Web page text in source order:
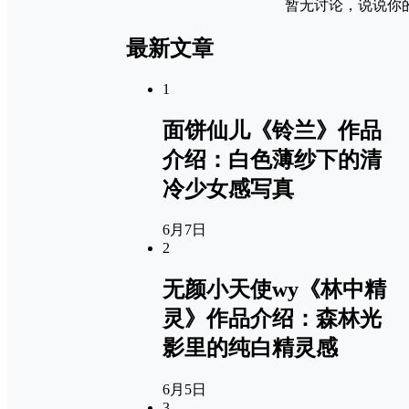
暂无讨论，说说你
最新文章
1
面饼仙儿《铃兰》作品
介绍：白色薄纱下的清
冷少女感写真
6月7日
2
无颜小天使wy《林中精
灵》作品介绍：森林光
影里的纯白精灵感
6月5日